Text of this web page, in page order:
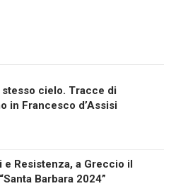
cielo. Tracce di
in Francesco d’Assisi
e Resistenza, a Greccio il
Barbara 2024”